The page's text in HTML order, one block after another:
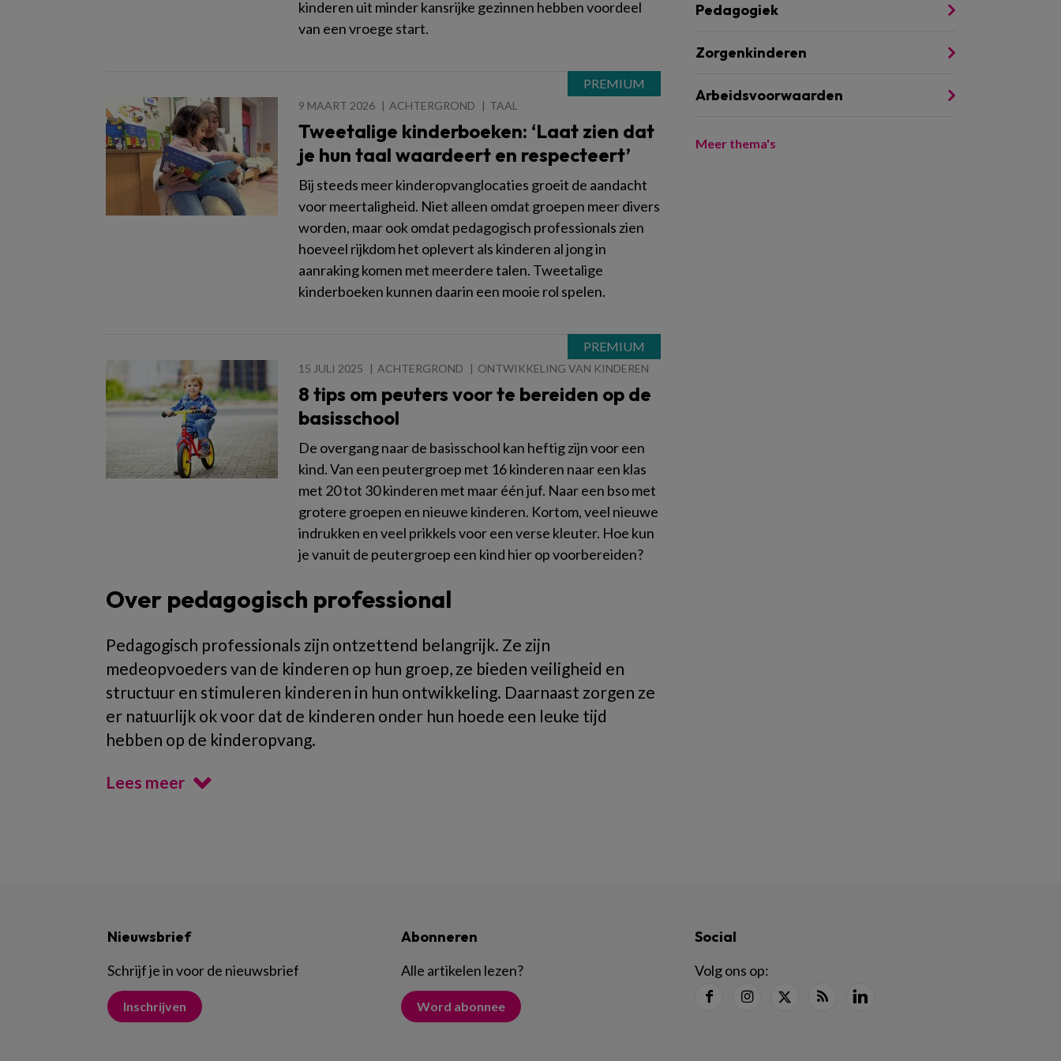
kinderen uit minder kansrijke gezinnen hebben voordeel
van een vroege start.
9 MAART 2026 ACHTERGROND TAAL
Tweetalige kinderboeken: ‘Laat zien dat
je hun taal waardeert en respecteert’
Bij steeds meer kinderopvanglocaties groeit de aandacht
voor meertaligheid. Niet alleen omdat groepen meer divers
worden, maar ook omdat pedagogisch professionals zien
hoeveel rijkdom het oplevert als kinderen al jong in
aanraking komen met meerdere talen. Tweetalige
kinderboeken kunnen daarin een mooie rol spelen.
15 JULI 2025 ACHTERGROND ONTWIKKELING VAN KINDEREN
8 tips om peuters voor te bereiden op de
basisschool
De overgang naar de basisschool kan heftig zijn voor een
kind. Van een peutergroep met 16 kinderen naar een klas
met 20 tot 30 kinderen met maar één juf. Naar een bso met
grotere groepen en nieuwe kinderen. Kortom, veel nieuwe
indrukken en veel prikkels voor een verse kleuter. Hoe kun
je vanuit de peutergroep een kind hier op voorbereiden?
Over pedagogisch professional
Pedagogisch professionals zijn ontzettend belangrijk. Ze zijn
medeopvoeders van de kinderen op hun groep, ze bieden veiligheid en
structuur en stimuleren kinderen in hun ontwikkeling. Daarnaast zorgen ze
er natuurlijk ok voor dat de kinderen onder hun hoede een leuke tijd
hebben op de kinderopvang.
Lees meer
Pedagogiek
Zorgenkinderen
Arbeidsvoorwaarden
Meer thema's
Nieuwsbrief
Schrijf je in voor de nieuwsbrief
Inschrijven
Abonneren
Alle artikelen lezen?
Word abonnee
Social
Volg ons op: